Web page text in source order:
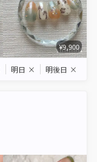
¥9,900
明日 × 明後日 ×